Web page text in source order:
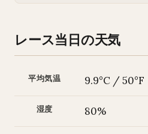
レース当日の天気
平均気温 9.9°C / 50°F
湿度 80%